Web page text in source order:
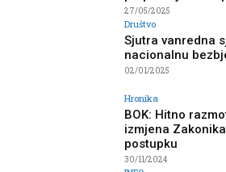
27/05/2025
Društvo
Sjutra vanredna
nacionalnu
02/01/2025
Hronika
BOK: Hitno
izmjena
postupku
30/11/2024